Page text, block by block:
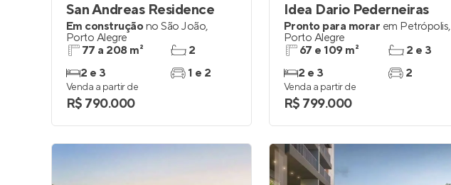
San Andreas Residence
Em construçãono São João,
Porto Alegre
77 a 208 m²
2 e 3
2
1 e 2
Venda a partir de
R$ 790.000
Idea Dario Pederneiras
Pronto para morar em Petrópolis,
Porto Alegre
67 e 109 m²
2 e 3
2 e 3
2
Venda a partir de
R$ 799.000